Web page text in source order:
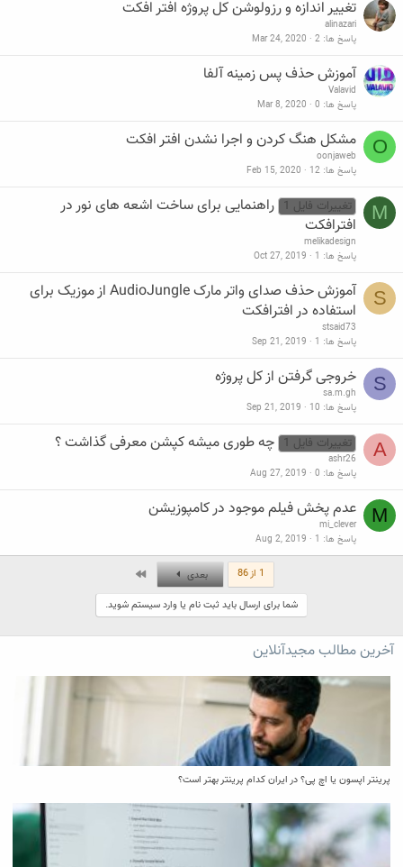
تغییر اندازه و رزولوشن کل پروژه افتر افکت
alinazari
پاسخ ها 2
Mar 24, 2020
آموزش حذف پس زمینه آلفا
Valavid
پاسخ ها 0
Mar 8, 2020
O مشکل هنگ کردن و اجرا نشدن افتر افکت
oonjaweb
پاسخ ها 12
Feb 15, 2020
M تغییرات فایل 1
راهنمایی برای ساخت اشعه های نور در
افترافکت
melikadesign
پاسخ ها 1
Oct 27, 2019
S
آموزش حذف صدای واتر مارک AudioJungle از موزیک برای
استفاده در افترافکت
stsaid73
پاسخ ها 1
Sep 21, 2019
S خروجی گرفتن از کل پروژه
sa.m.gh
پاسخ ها 10
Sep 21, 2019
A تغییرات فایل 1 چه طوری میشه کپشن معرفی گذاشت ؟
ashr26
پاسخ ها 0
Aug 27, 2019
M عدم پخش فیلم موجود در کامپوزیشن
mi_clever
پاسخ ها 1
Aug 2, 2019
1 از 86 بعدی
شما برای ارسال باید ثبت نام یا وارد سیستم شوید.
آخرین مطالب مجیدآنلاین
پرینتر اپسون یا اچ پی؟ در ایران کدام پرینتر بهتر است؟